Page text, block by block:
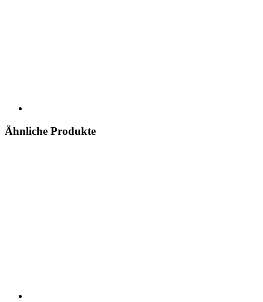
Ähnliche Produkte